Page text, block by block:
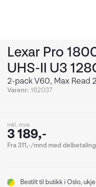
Lexar Pro
UHS-II U3
2-pack V60, Max Read
Varenr: 162037
inkl. mva
3 189,-
Fra 311,-/mnd med
Bestilttil butikk i Oslo,